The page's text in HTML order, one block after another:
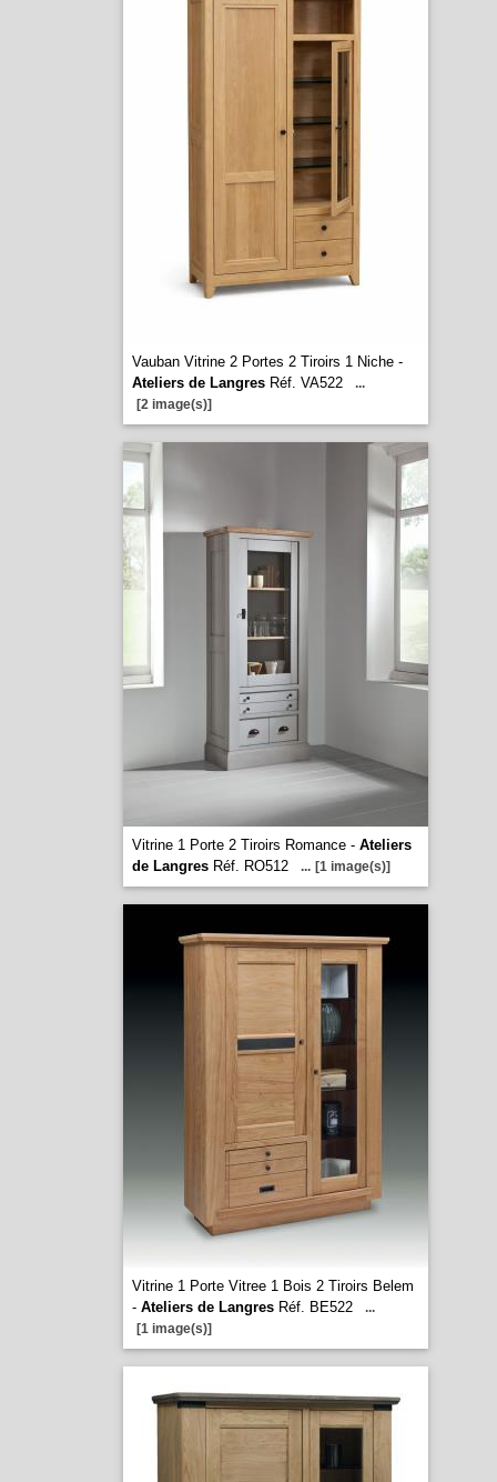
Vauban Vitrine 2 Portes 2 Tiroirs 1 Niche -
Ateliers de LangresRéf. VA522
...
[2 image(s)]
Vitrine 1 Porte 2 Tiroirs Romance - Ateliers
de LangresRéf. RO512 ... [1 image(s)]
Vitrine 1 Porte Vitree 1 Bois 2 Tiroirs Belem
- Ateliers de LangresRéf. BE522
...
[1 image(s)]